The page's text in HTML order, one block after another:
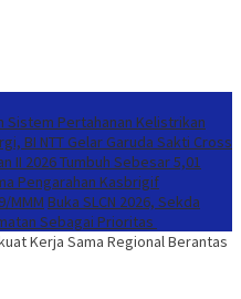
Sistem Pertahanan Kelistrikan
BI NTT Gelar Garuda Sakti Cross
II 2026 Tumbuh Sebesar 5,01
Pengarahan Kasbrigif
MMM Buka SLCN 2026, Sekda
Sebagai Prioritas
Kerja Sama Regional Berantas